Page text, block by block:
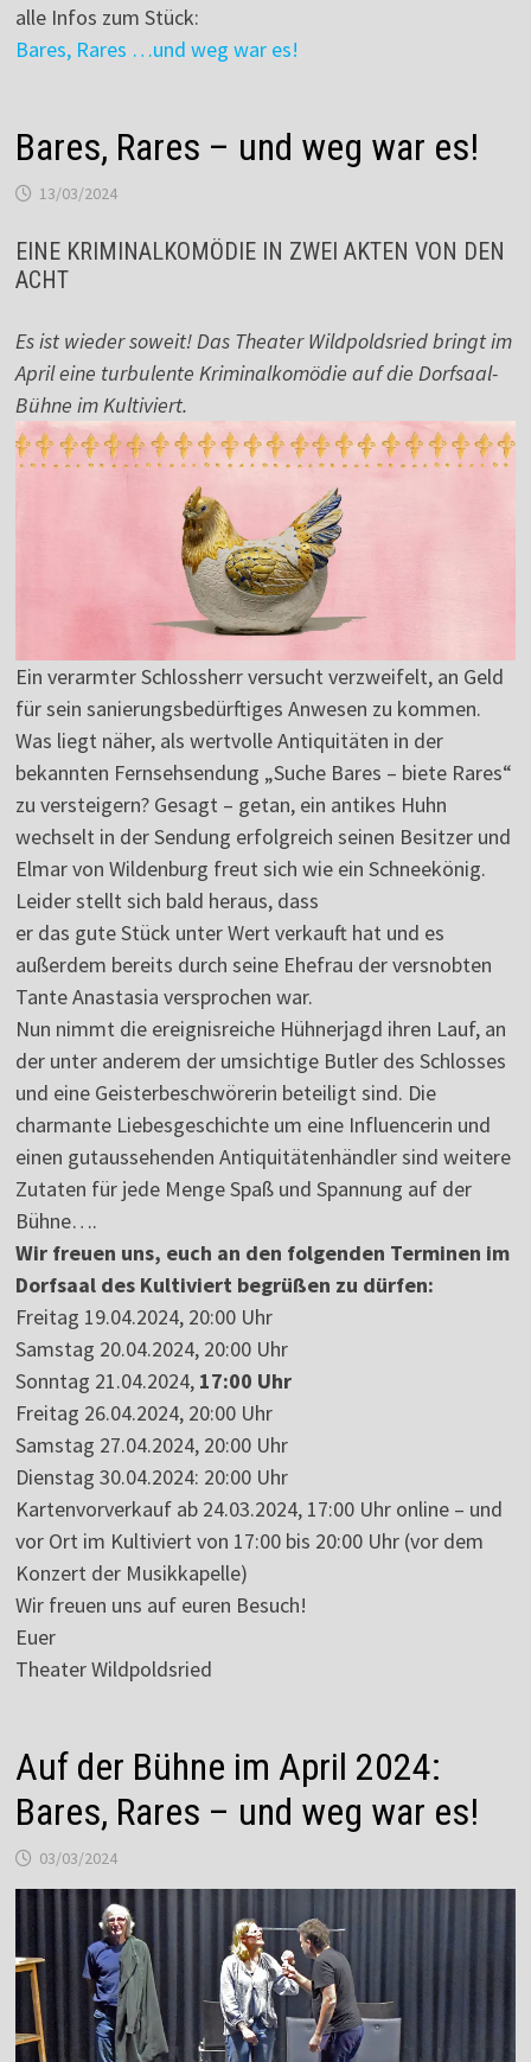
alle Infos zum Stück:
Bares, Rares …und weg war es!
Bares, Rares – und weg war es!
13/03/2024
EINE KRIMINALKOMÖDIE IN ZWEI AKTEN VON DEN
ACHT
Es ist wieder soweit! Das Theater Wildpoldsried bringt im
April eine turbulente Kriminalkomödie auf die Dorfsaal-
Bühne im Kultiviert.
Ein verarmter Schlossherr versucht verzweifelt, an Geld
für sein sanierungsbedürftiges Anwesen zu kommen.
Was liegt näher, als wertvolle Antiquitäten in der
bekannten Fernsehsendung „Suche Bares – biete Rares“
zu versteigern? Gesagt – getan, ein antikes Huhn
wechselt in der Sendung erfolgreich seinen Besitzer und
Elmar von Wildenburg freut sich wie ein Schneekönig.
Leider stellt sich bald heraus, dass
er das gute Stück unter Wert verkauft hat und es
außerdem bereits durch seine Ehefrau der versnobten
Tante Anastasia versprochen war.
Nun nimmt die ereignisreiche Hühnerjagd ihren Lauf, an
der unter anderem der umsichtige Butler des Schlosses
und eine Geisterbeschwörerin beteiligt sind. Die
charmante Liebesgeschichte um eine Influencerin und
einen gutaussehenden Antiquitätenhändler sind weitere
Zutaten für jede Menge Spaß und Spannung auf der
Bühne….
Wir freuen uns, euch an den folgenden Terminen im
Dorfsaal des Kultiviert begrüßen zu dürfen:
Freitag 19.04.2024, 20:00 Uhr
Samstag 20.04.2024, 20:00 Uhr
Sonntag 21.04.2024, 17:00 Uhr
Freitag 26.04.2024, 20:00 Uhr
Samstag 27.04.2024, 20:00 Uhr
Dienstag 30.04.2024: 20:00 Uhr
Kartenvorverkauf ab 24.03.2024, 17:00 Uhr online – und
vor Ort im Kultiviert von 17:00 bis 20:00 Uhr (vor dem
Konzert der Musikkapelle)
Wir freuen uns auf euren Besuch!
Euer
Theater Wildpoldsried
Auf der Bühne im April 2024:
Bares, Rares – und weg war es!
03/03/2024